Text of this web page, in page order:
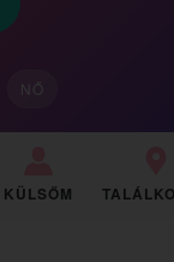
NŐ
KÜLSŐM